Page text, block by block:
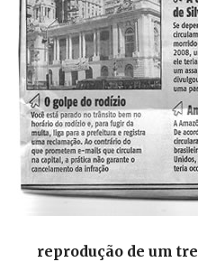
reprodução de um